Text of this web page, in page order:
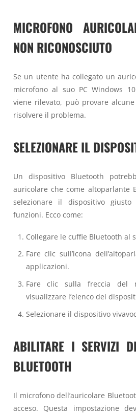
MICROFONO
NON RICONOSCIUTO
Se un utente ha collegato un
microfono al suo PC Windows
viene rilevato, può provare
risolvere il problema.
SELEZIONARE IL
Un dispositivo Bluetooth
auricolare che come altoparlante
selezionare il dispositivo
funzioni. Ecco come:
Collegare le cuffie Bluetooth al
Fare clic sull’icona
applicazioni.
Fare clic sulla freccia del
visualizzare l’elenco dei
Selezionare il dispositivo
ABILITARE I SERVIZI
BLUETOOTH
Il microfono dell’auricolare
acceso. Questa impostazione